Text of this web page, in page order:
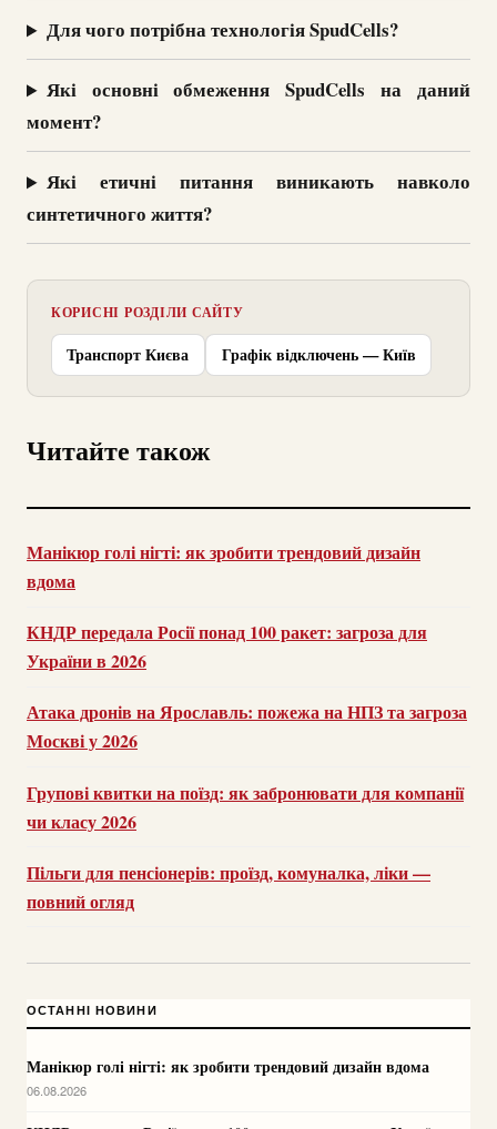
Для чого потрібна технологія SpudCells?
Які основні обмеження SpudCells на даний
момент?
Які етичні питання виникають навколо
синтетичного життя?
КОРИСНІ РОЗДІЛИ САЙТУ
Транспорт Києва Графік відключень — Київ
Читайте також
Манікюр голі нігті: як зробити трендовий дизайн
вдома
КНДР передала Росії понад 100 ракет: загроза для
України в 2026
Атака дронів на Ярославль: пожежа на НПЗ та загроза
Москві у 2026
Групові квитки на поїзд: як забронювати для компанії
чи класу 2026
Пільги для пенсіонерів: проїзд, комуналка, ліки —
повний огляд
ОСТАННІ НОВИНИ
Манікюр голі нігті: як зробити трендовий дизайн вдома
06.08.2026